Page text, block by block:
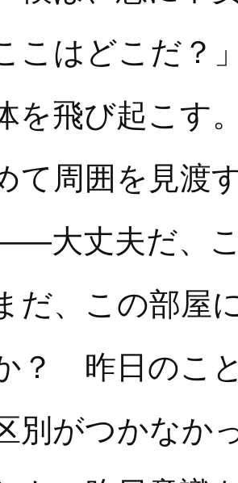
こはどこだ？
を飛び起こす
て周囲を見渡
大丈夫だ、こ
だ、この部屋
？ 昨日のこ
別がつかなか